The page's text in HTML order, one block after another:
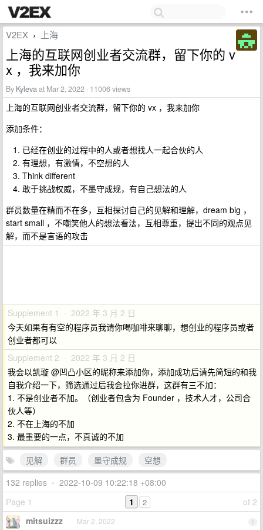
V2EX › 上海
上海的互联网创业者交流群，留下你的 v
x ，我来加你
By Kylevaat Mar 2, 2022 · 11006 views
上海的互联网创业者交流群，留下你的 vx ，我来加你
添加条件：
已经在创业的过程中的人或者想找人一起合伙的人
有理想，有激情，不空想的人
Think different
敢于挑战权威，不墨守成规，有自己想法的人
群员数量在精而不在多，互相探讨自己的见解和理解，dream big ，
start small ，不嘲笑他人的想法看法，互相尊重，提出不同的观点见
解，而不是言语的攻击
Supplement 1 · 2022 年 3 月 2 日
今天如果有有空的程序员我请你喝咖啡来聊聊，想创业的程序员或者
创业者都可以
Supplement 2 · 2022 年 3 月 2 日
我会以凯璇 @凹凸小区的昵称来添加你，添加成功后请先简短的和我
自我介绍一下，筛选通过后我会拉你进群，这群有三不加：
1. 不是创业者不加。（创业者包含为 Founder ，技术人才，公司合
伙人等）
2. 不在上海的不加
3. 最重要的一点，不真诚的不加
见解
群员 墨守成规
空想
132 replies • 2022-10-09 10:22:18 +08:00
Page 1
of 2
1 2
1
mitsuizzz Mar 2, 2022